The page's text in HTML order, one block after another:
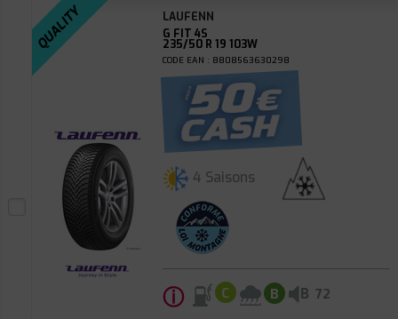
QUALITY
LAUFENN
G FIT 4S
235/50 R 19 103W
CODE EAN : 8808563630298
4 Saisons
ⓘ C B B 72